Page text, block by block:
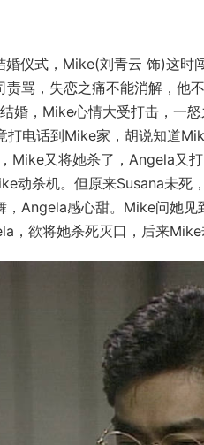
仪式，Mike(刘青云 饰)这时
骂，失恋之痛不能消解，他
婚，Mike心情大受打击，一
电话到Mike家，胡说知道
Mike又将她杀了，Angela又
动杀机。但原来Susana未死
，Angela感心甜。Mike问她
欲将她杀死灭口，后来Mike